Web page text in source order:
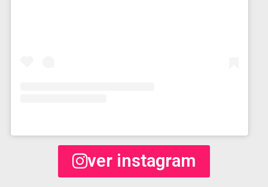
ver instagram